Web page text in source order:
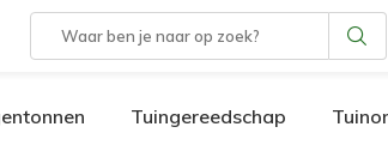
Tuingereedschap